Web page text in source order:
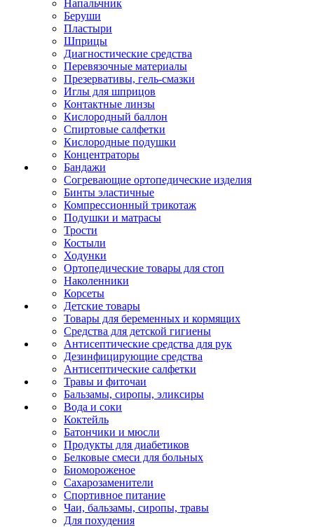
Напальчник
Беруши
Пластыри
Шприцы
Диагностические средства
Перевязочные материалы
Презервативы, гель-смазки
Иглы для шприцов
Контактные линзы
Кислородный баллон
Спиртовые салфетки
Кислородные подушки
Концентраторы
Бандажи
Согревающие ортопедические изделия
Бинты эластичные
Компрессионный трикотаж
Подушки и матрасы
Трости
Костыли
Ходунки
Ортопедические товары для стоп
Наколенники
Корсеты
Детские товары
Товары для беременных и кормящих
Средства для детской гигиены
Антисептические средства для рук
Дезинфицирующие средства
Антисептические салфетки
Травы и фиточаи
Бальзамы, сиропы, эликсиры
Вода и соки
Коктейль
Батончики и мюсли
Продукты для диабетиков
Белковые смеси для больных
Биомороженое
Сахарозаменители
Спортивное питание
Чаи, бальзамы, сиропы, травы
Для похудения